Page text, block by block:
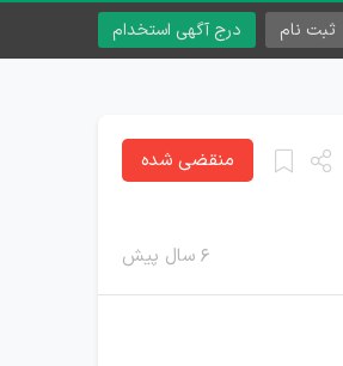
درج آگهی استخدام ثبت نام
۶ سال پیش
منقضی شده